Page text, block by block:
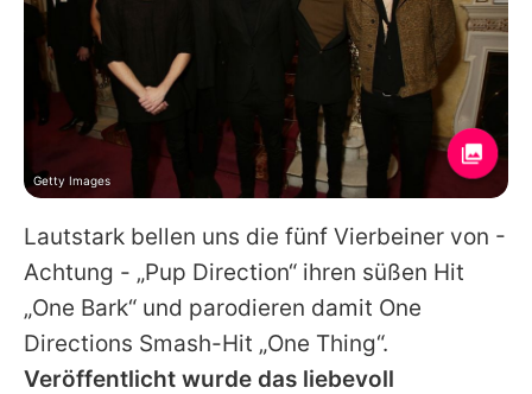
Lautstark bellen uns die fünf Vierbeiner von -
Achtung - „Pup Direction“ ihren süßen Hit
„One Bark“ und parodieren damit One
Directions Smash-Hit „One Thing“.
Veröffentlicht wurde das liebevoll
Getty Images